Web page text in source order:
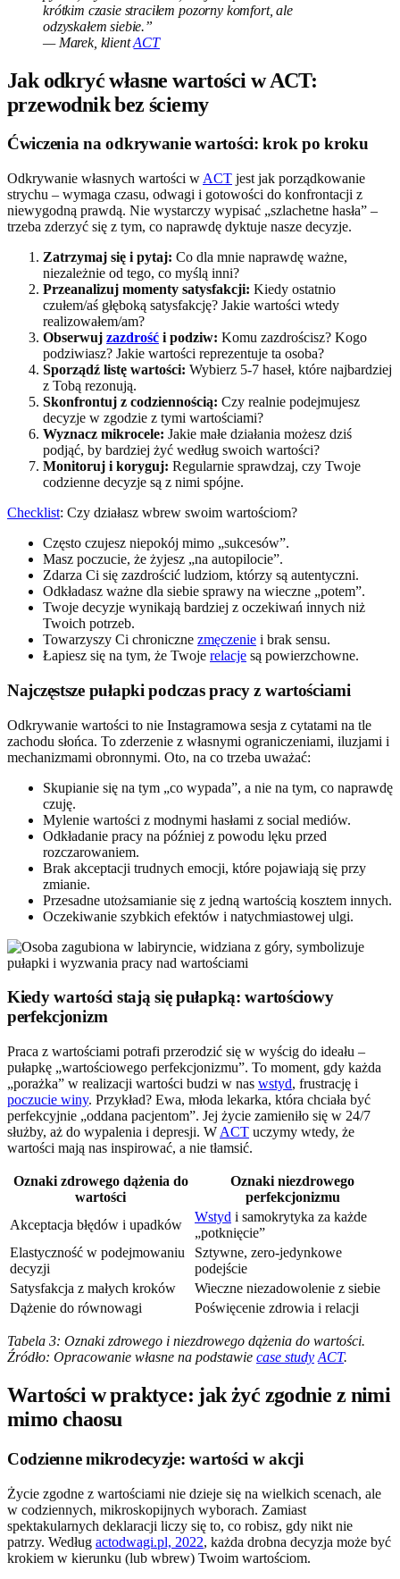
krótkim czasie straciłem pozorny komfort, ale
odzyskałem siebie.”
— Marek, klientACT
Jak odkryć własne wartości w ACT:
przewodnik bez ściemy
Ćwiczenia na odkrywanie wartości: krok po kroku
Odkrywanie własnych wartości w ACT jest jak porządkowanie
strychu – wymaga czasu, odwagi i gotowości do konfrontacji z
niewygodną prawdą. Nie wystarczy wypisać „szlachetne hasła” –
trzeba zderzyć się z tym, co naprawdę dyktuje nasze decyzje.
Zatrzymaj się i pytaj: Co dla mnie naprawdę ważne,
niezależnie od tego, co myślą inni?
Przeanalizuj momenty satysfakcji: Kiedy ostatnio
czułem/aś głęboką satysfakcję? Jakie wartości wtedy
realizowałem/am?
Obserwuj zazdrość i podziw: Komu zazdrościsz? Kogo
podziwiasz? Jakie wartości reprezentuje ta osoba?
Sporządź listę wartości: Wybierz 5-7 haseł, które najbardziej
z Tobą rezonują.
Skonfrontuj z codziennością: Czy realnie podejmujesz
decyzje w zgodzie z tymi wartościami?
Wyznacz mikrocele: Jakie małe działania możesz dziś
podjąć, by bardziej żyć według swoich wartości?
Monitoruj i koryguj: Regularnie sprawdzaj, czy Twoje
codzienne decyzje są z nimi spójne.
Checklist: Czy działasz wbrew swoim wartościom?
Często czujesz niepokój mimo „sukcesów”.
Masz poczucie, że żyjesz „na autopilocie”.
Zdarza Ci się zazdrościć ludziom, którzy są autentyczni.
Odkładasz ważne dla siebie sprawy na wieczne „potem”.
Twoje decyzje wynikają bardziej z oczekiwań innych niż
Twoich potrzeb.
Towarzyszy Ci chroniczne zmęczenie i brak sensu.
Łapiesz się na tym, że Twoje relacje są powierzchowne.
Najczęstsze pułapki podczas pracy z wartościami
Odkrywanie wartości to nie Instagramowa sesja z cytatami na tle
zachodu słońca. To zderzenie z własnymi ograniczeniami, iluzjami i
mechanizmami obronnymi. Oto, na co trzeba uważać:
Skupianie się na tym „co wypada”, a nie na tym, co naprawdę
czuję.
Mylenie wartości z modnymi hasłami z social mediów.
Odkładanie pracy na później z powodu lęku przed
rozczarowaniem.
Brak akceptacji trudnych emocji, które pojawiają się przy
zmianie.
Przesadne utożsamianie się z jedną wartością kosztem innych.
Oczekiwanie szybkich efektów i natychmiastowej ulgi.
Kiedy wartości stają się pułapką: wartościowy
perfekcjonizm
Praca z wartościami potrafi przerodzić się w wyścig do ideału –
pułapkę „wartościowego perfekcjonizmu”. To moment, gdy każda
„porażka” w realizacji wartości budzi w nas wstyd, frustrację i
poczucie winy. Przykład? Ewa, młoda lekarka, która chciała być
perfekcyjnie „oddana pacjentom”. Jej życie zamieniło się w 24/7
służby, aż do wypalenia i depresji. W ACT uczymy wtedy, że
wartości mają nas inspirować, a nie tłamsić.
Oznaki zdrowego dążenia do
wartości
Oznaki niezdrowego
perfekcjonizmu
Akceptacja błędów i upadków
Wstyd i samokrytyka za każde
„potknięcie”
Elastyczność w podejmowaniu
decyzji
Sztywne, zero-jedynkowe
podejście
Satysfakcja z małych kroków
Wieczne niezadowolenie z siebie
Dążenie do równowagi
Poświęcenie zdrowia i relacji
Tabela 3: Oznaki zdrowego i niezdrowego dążenia do wartości.
Źródło: Opracowanie własne na podstawie case study ACT.
Wartości w praktyce: jak żyć zgodnie z nimi
mimo chaosu
Codzienne mikrodecyzje: wartości w akcji
Życie zgodne z wartościami nie dzieje się na wielkich scenach, ale
w codziennych, mikroskopijnych wyborach. Zamiast
spektakularnych deklaracji liczy się to, co robisz, gdy nikt nie
patrzy. Według actodwagi.pl, 2022, każda drobna decyzja może być
krokiem w kierunku (lub wbrew) Twoim wartościom.